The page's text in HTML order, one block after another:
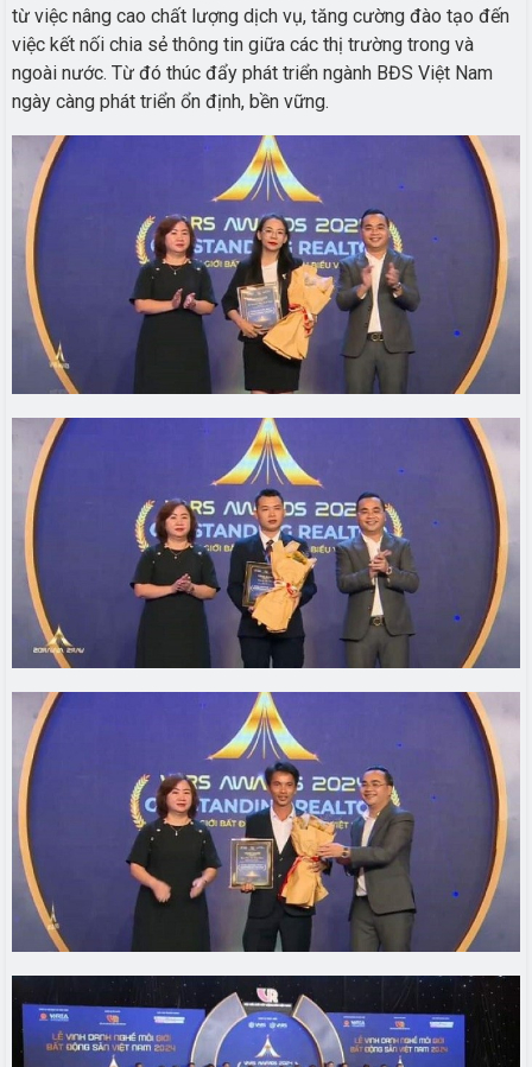
từ việc nâng cao chất lượng dịch vụ, tăng cường đào tạo đến
việc kết nối chia sẻ thông tin giữa các thị trường trong và
ngoài nước. Từ đó thúc đẩy phát triển ngành BĐS Việt Nam
ngày càng phát triển ổn định, bền vững.